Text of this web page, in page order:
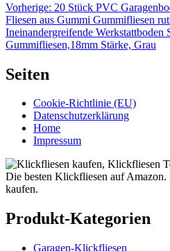
Vorherige: 20 Stück PVC
Fliesen aus Gummi Gummifliesen
Ineinandergreifende Werkstattboden
Gummifliesen,18mm Stärke, Grau
Seiten
Cookie-Richtlinie (EU)
Datenschutzerklärung
Home
Impressum
Die besten Klickfliesen auf
kaufen.
Produkt-Kategorien
Garagen-Klickfliesen